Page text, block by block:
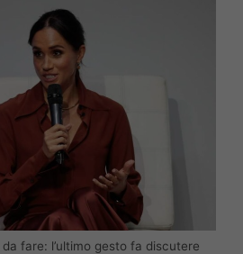
fare: l’ultimo gesto fa discutere